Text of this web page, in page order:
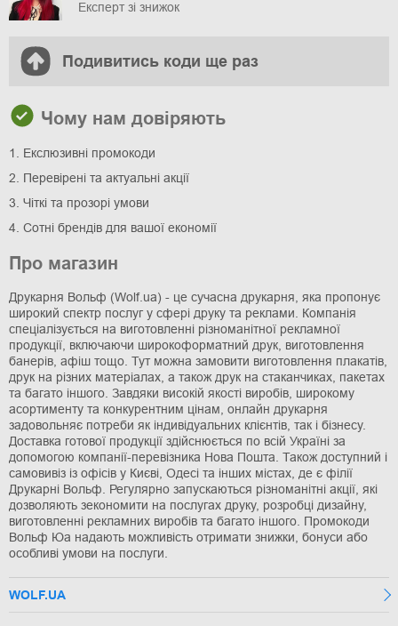
Експерт зі знижок
Подивитись коди ще раз
Чому нам довіряють
1. Екслюзивні промокоди
2. Перевірені та актуальні акції
3. Чіткі та прозорі умови
4. Сотні брендів для вашої економії
Про магазин
Друкарня Вольф (Wolf.ua) - це сучасна друкарня, яка пропонує
широкий спектр послуг у сфері друку та реклами. Компанія
спеціалізується на виготовленні різноманітної рекламної
продукції, включаючи широкоформатний друк, виготовлення
банерів, афіш тощо. Тут можна замовити виготовлення плакатів,
друк на різних матеріалах, а також друк на стаканчиках, пакетах
та багато іншого. Завдяки високій якості виробів, широкому
асортименту та конкурентним цінам, онлайн друкарня
задовольняє потреби як індивідуальних клієнтів, так і бізнесу.
Доставка готової продукції здійснюється по всій Україні за
допомогою компанії-перевізника Нова Пошта. Також доступний і
самовивіз із офісів у Києві, Одесі та інших містах, де є філії
Друкарні Вольф. Регулярно запускаються різноманітні акції, які
дозволяють зекономити на послугах друку, розробці дизайну,
виготовленні рекламних виробів та багато іншого. Промокоди
Вольф Юа надають можливість отримати знижки, бонуси або
особливі умови на послуги.
WOLF.UA